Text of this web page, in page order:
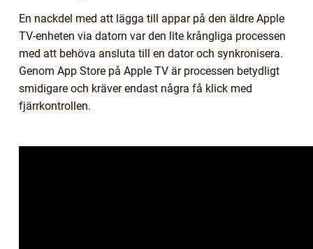
En nackdel med att lägga till appar på den äldre Apple
TV-enheten via datorn var den lite krångliga processen
med att behöva ansluta till en dator och synkronisera.
Genom App Store på Apple TV är processen betydligt
smidigare och kräver endast några få klick med
fjärrkontrollen.